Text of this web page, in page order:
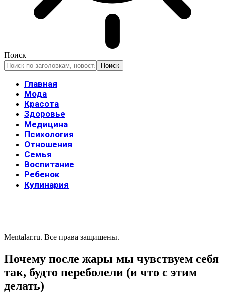
Поиск
Главная
Мода
Красота
Здоровье
Медицина
Психология
Отношения
Семья
Воспитание
Ребенок
Кулинария
Mentalar.ru. Все права защишены.
Почему после жары мы чувствуем себя
так, будто переболели (и что с этим
делать)